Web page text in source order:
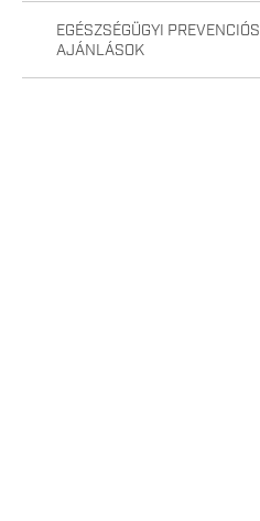
EGÉSZSÉGÜGYI PREVENCIÓS
AJÁNLÁSOK